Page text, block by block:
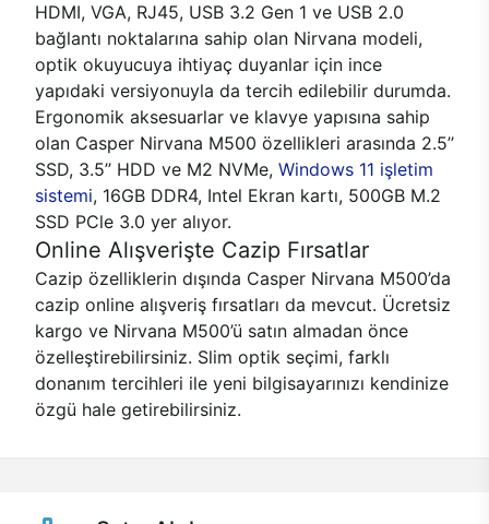
HDMI, VGA, RJ45, USB 3.2 Gen 1 ve USB 2.0
bağlantı noktalarına sahip olan Nirvana modeli,
optik okuyucuya ihtiyaç duyanlar için ince
yapıdaki versiyonuyla da tercih edilebilir durumda.
Ergonomik aksesuarlar ve klavye yapısına sahip
olan Casper Nirvana M500 özellikleri arasında 2.5’’
SSD, 3.5’’ HDD ve M2 NVMe, Windows 11 işletim
sistemi, 16GB DDR4, Intel Ekran kartı, 500GB M.2
SSD PCle 3.0 yer alıyor.
Online Alışverişte Cazip Fırsatlar
Cazip özelliklerin dışında Casper Nirvana M500’da
cazip online alışveriş fırsatları da mevcut. Ücretsiz
kargo ve Nirvana M500’ü satın almadan önce
özelleştirebilirsiniz. Slim optik seçimi, farklı
donanım tercihleri ile yeni bilgisayarınızı kendinize
özgü hale getirebilirsiniz.